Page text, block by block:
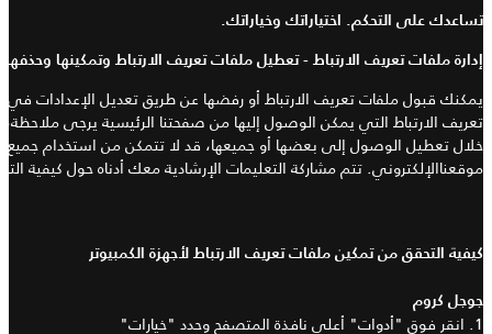
تساعدك على التحكم. اختياراتك وخياراتك.
إدارة ملفات تعريف الارتباط -تعطيل ملفات تعريف الارتباط وتمكينها وحذفها
يمكنك قبول ملفات تعريف الارتباط أو رفضها عن طريق تعديل الإعدادات
تعريف الارتباط التي يمكن الوصول إليها من صفحتنا الرئيسية يرجى
خلال تعطيل الوصول إلى بعضها أو جميعها، قد لا تتمكن من استخدام جميع
موقعناالإلكتروني. تتم مشاركة التعليمات الإرشادية معك أدناه حول كيفية
كيفية التحقق من تمكين ملفات تعريف الارتباط لأجهزة الكمبيوتر
جوجل كروم
1. انقر فوق "أدوات" أعلى نافذة المتصفح وحدد "خيارات"